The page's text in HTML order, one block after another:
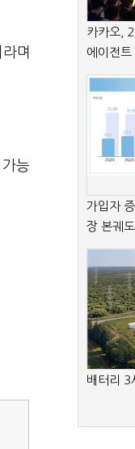
며
능
카카오,
에이전트
가입자
장 본궤도
배터리 3